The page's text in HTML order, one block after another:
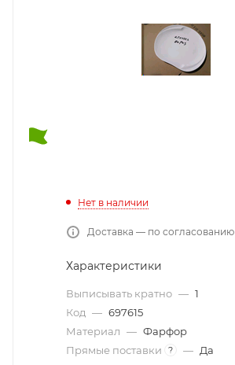
Нет в наличии
Доставка — по согласованию
Характеристики
Выписывать кратно — 1
Код — 697615
Материал — Фарфор
Прямые поставки
? — Да